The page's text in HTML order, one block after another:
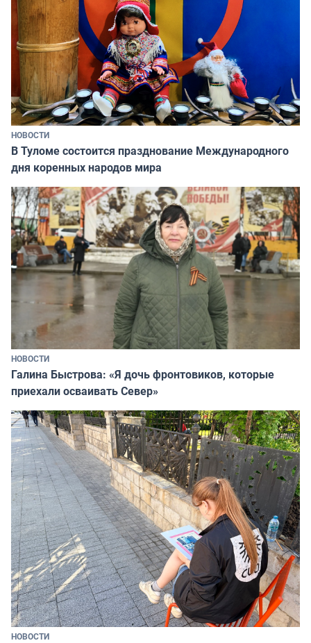
НОВОСТИ
В Туломе состоится празднование Международного
дня коренных народов мира
НОВОСТИ
Галина Быстрова: «Я дочь фронтовиков, которые
приехали осваивать Север»
НОВОСТИ